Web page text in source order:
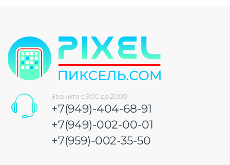
Звоните с 9:00 до 20:00
+7(949)-404-68-91
+7(949)-002-00-01
+7(959)-002-35-50